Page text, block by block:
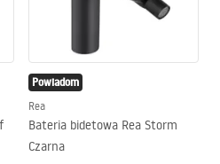
Powiadom
Rea
Bateria bidetowa Rea Storm
Czarna